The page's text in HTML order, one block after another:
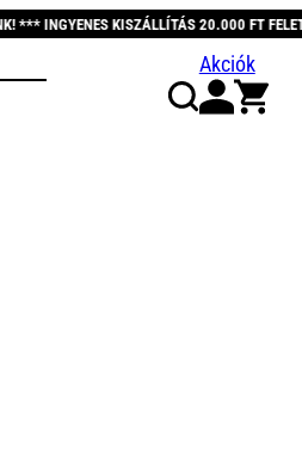
20.000 FT FELETT! ***
Akciók